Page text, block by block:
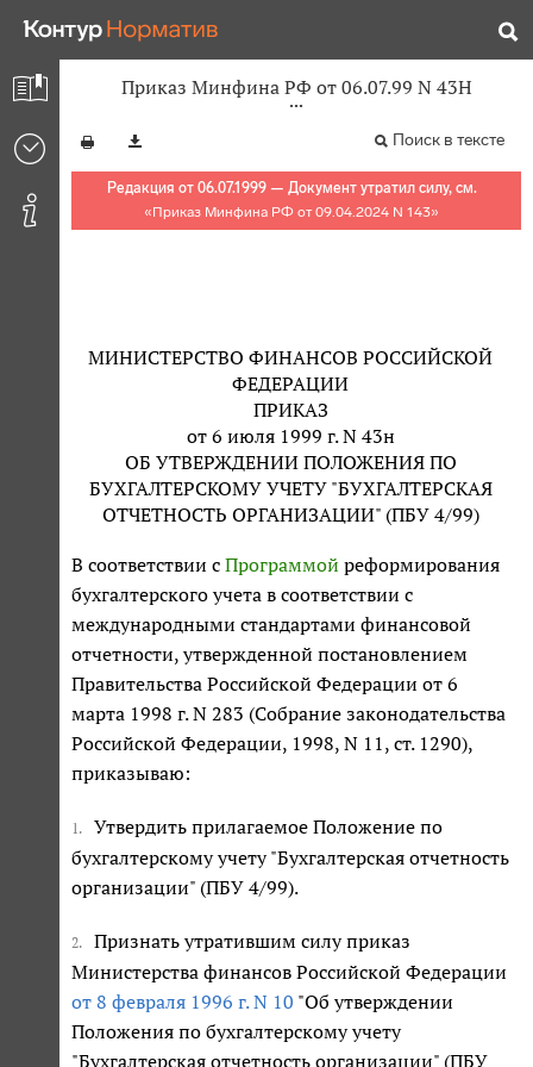
Приказ Минфина РФ от 06.07.99 N 43Н
Поиск в тексте
Редакция от 06.07.1999 — Документ утратил силу, см.
«Приказ Минфина РФ от 09.04.2024 N 143»
МИНИСТЕРСТВО ФИНАНСОВ РОССИЙСКОЙ
ФЕДЕРАЦИИ
ПРИКАЗ
от 6 июля 1999 г. N 43н
ОБ УТВЕРЖДЕНИИ ПОЛОЖЕНИЯ ПО
БУХГАЛТЕРСКОМУ УЧЕТУ "БУХГАЛТЕРСКАЯ
ОТЧЕТНОСТЬ ОРГАНИЗАЦИИ" (ПБУ 4/99)
В соответствии с Программой реформирования
бухгалтерского учета в соответствии с
международными стандартами финансовой
отчетности, утвержденной постановлением
Правительства Российской Федерации от 6
марта 1998 г. N 283 (Собрание законодательства
Российской Федерации, 1998, N 11, ст. 1290),
приказываю:
1.
Утвердить прилагаемое Положение по
бухгалтерскому учету "Бухгалтерская отчетность
организации" (ПБУ 4/99).
2.
Признать утратившим силу приказ
Министерства финансов Российской Федерации
от 8 февраля 1996 г. N 10 "Об утверждении
Положения по бухгалтерскому учету
"Бухгалтерская отчетность организации" (ПБУ